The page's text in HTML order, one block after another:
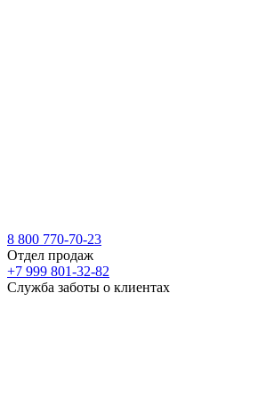
8 800 770-70-23
Отдел продаж
+7 999 801-32-82
Служба заботы о клиентах